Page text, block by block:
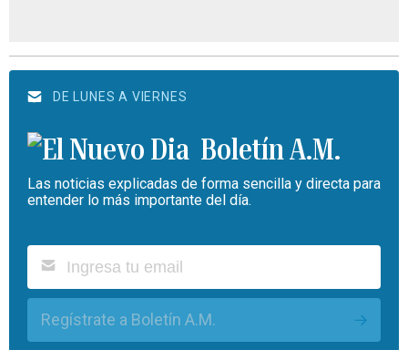
DE LUNES A VIERNES
Boletín A.M.
Las noticias explicadas de forma sencilla y directa para
entender lo más importante del día.
Regístrate a Boletín A.M.